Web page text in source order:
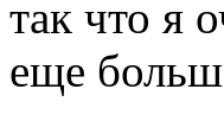
так что я
еще